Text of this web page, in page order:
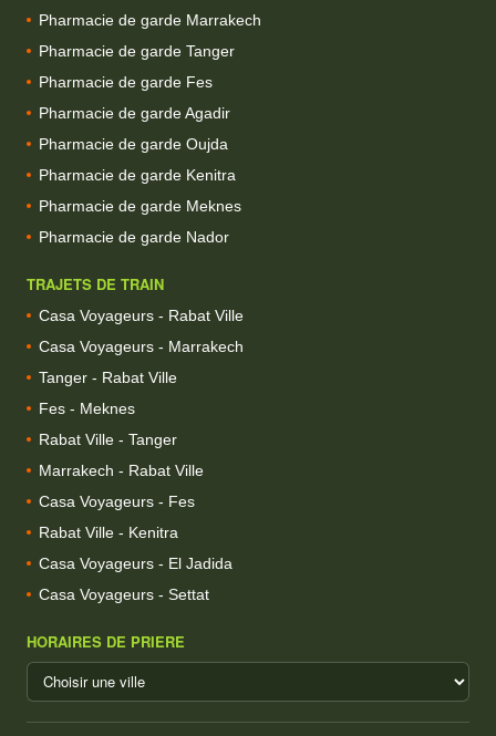
Pharmacie de garde Marrakech
Pharmacie de garde Tanger
Pharmacie de garde Fes
Pharmacie de garde Agadir
Pharmacie de garde Oujda
Pharmacie de garde Kenitra
Pharmacie de garde Meknes
Pharmacie de garde Nador
TRAJETS DE TRAIN
Casa Voyageurs - Rabat Ville
Casa Voyageurs - Marrakech
Tanger - Rabat Ville
Fes - Meknes
Rabat Ville - Tanger
Marrakech - Rabat Ville
Casa Voyageurs - Fes
Rabat Ville - Kenitra
Casa Voyageurs - El Jadida
Casa Voyageurs - Settat
HORAIRES DE PRIERE